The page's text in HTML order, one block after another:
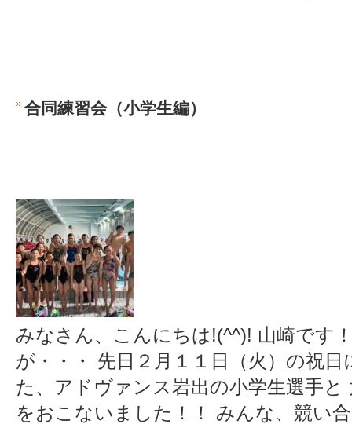
合同練習会（小学生編）
みなさん、こんにちは!(^^)! 山崎です
が・・・ 先日２月１１日（火）の祝
た、アドヴァンス岩出の小学生選手と
をおこないました！！ みんな、競い